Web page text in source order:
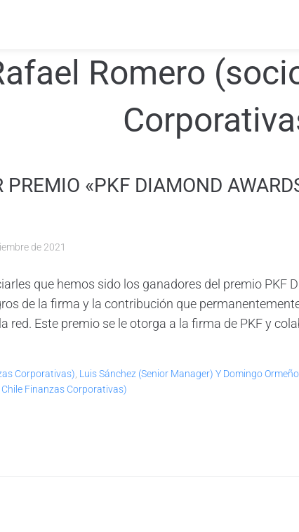
Romero
PREMIO «PKF DIAMOND
de 2021
que hemos sido los ganadores del premio PKF
de la firma y la contribución que
red. Este premio se le otorga a la firma de PKF y
Corporativas) Luis Sánchez (Senior Manager) Y Domingo Ormeño
Finanzas Corporativas)